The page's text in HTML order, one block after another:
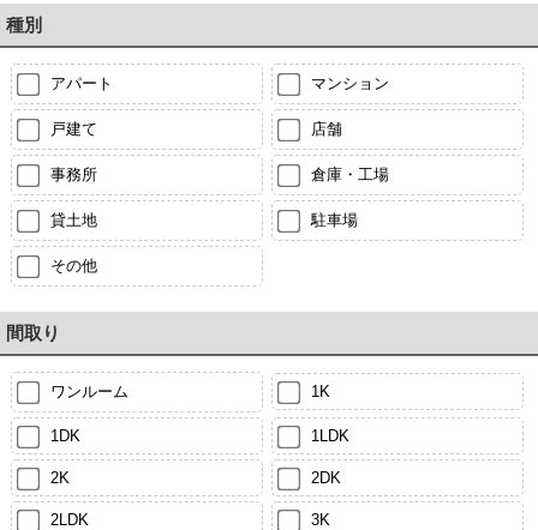
種別
アパート マンション
戸建て 店舗
事務所 倉庫・工場
貸土地 駐車場
その他
間取り
ワンルーム 1K
1DK 1LDK
2K 2DK
2LDK 3K